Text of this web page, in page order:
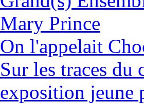
Mary Prince
On l'appelait
Sur les traces
exposition jeune